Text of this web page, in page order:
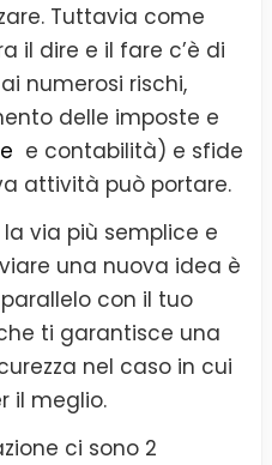
Tuttavia come
il dire e il fare c’è di
numerosi rischi,
delle imposte e
e contabilità) e sfide
attività può portare.
via più semplice e
una nuova idea è
con il tuo
ti garantisce una
nel caso in cui
il meglio.
ci sono 2